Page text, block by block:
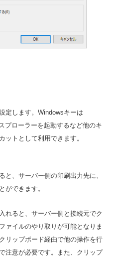
定します。Windowsキーは
プローラーを起動するなど他のキ
ットとして利用できます。
と、サーバー側の印刷出力先に、
ができます。
れると、サーバー側と接続元でク
ァイルのやり取りが可能となりま
リップボード経由で他の操作を行
注意が必要です。また、クリップ